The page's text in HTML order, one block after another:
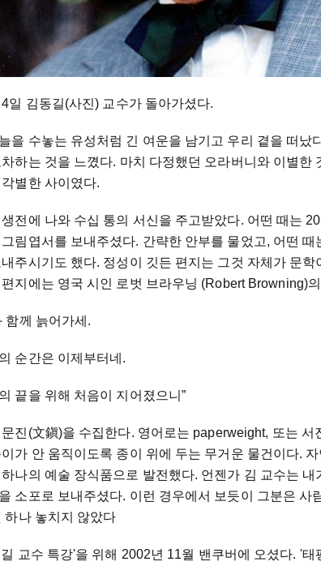
일 김동길(사진) 교수가 돌아가셨다.
을 수놓는 유성처럼 긴 여운을 남기고 우리 곁을 떠났
하는 것을 느꼈다. 마치 다정했던 오라버니와 이별한
별한 사이였다.
생전에 나와 수십 통의 서신을 주고받았다. 어떤 때는
림엽서를 보내주셨다. 간략한 안부를 물었고, 어떤
주시기도 했다. 정성이 깃든 편지는 그것 자체가 문
편지에는 영국 시인 로벗 브라우닝 (Robert Browning)
함께 늙어가세.
순간은 이제부터네.
끝을 위해 처음이 지어졌으니”
문진(文鎭)을 수집한다. 영어로는 paperweight, 또는
가 안 움직이도록 종이 위에 두는 무거운 물건이다.
하나의 예술 장식품으로 발전했다. 언젠가 김 교수는
소포로 보내주셨다. 이런 경우에서 보듯이 그분은 사
하나 놓치지 않았다
교수 특강'을 위해 2002년 11월 밴쿠버에 오셨다. '